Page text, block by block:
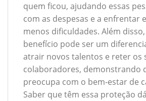
quem ficou, ajudando essas
com as despesas e a enfrentar
menos dificuldades. Além
benefício pode ser um
atrair novos talentos e reter os
colaboradores, demonstrando
preocupa com o bem-estar de
Saber que têm essa proteção